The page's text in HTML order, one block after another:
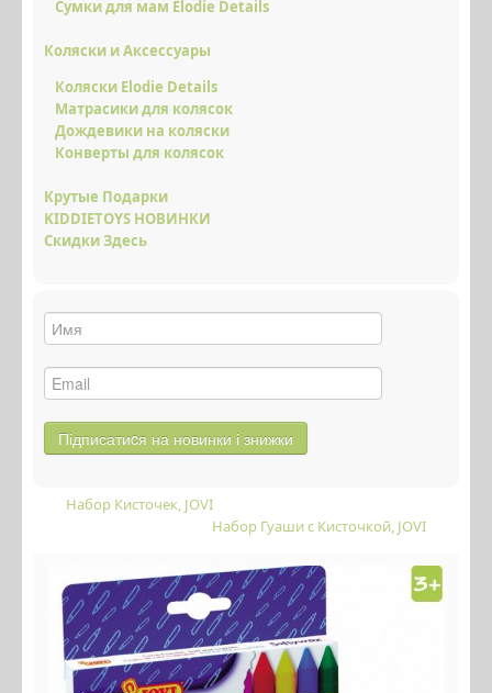
Сумки для мам Elodie Details
Коляски и Аксессуары
Коляски Elodie Details
Матрасики для колясок
Дождевики на коляски
Конверты для колясок
Крутые Подарки
KIDDIETOYS НОВИНКИ
Скидки Здесь
Набор Кисточек, JOVI
Набор Гуаши с Кисточкой, JOVI